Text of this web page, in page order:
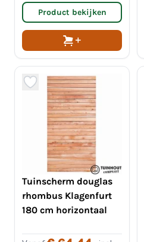
Product bekijken
Tuinscherm douglas
rhombus Klagenfurt
180 cm horizontaal